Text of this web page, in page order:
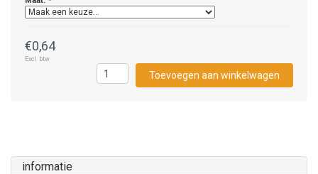
€0,64
Excl. btw
Toevoegen aan winkelwagen
informatie